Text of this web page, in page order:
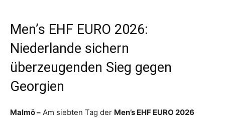
Men’s EHF EURO 2026:
Niederlande sichern
überzeugenden Sieg gegen
Georgien
Malmö – Am siebten Tag der Men’s EHF EURO 2026